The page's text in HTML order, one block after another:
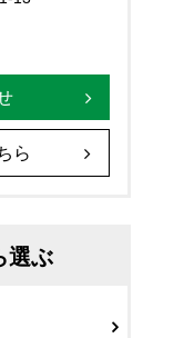
ら
選ぶ